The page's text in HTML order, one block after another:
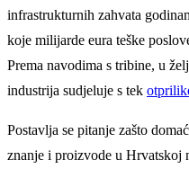
infrastrukturnih zahvata
koje milijarde eura teške
Prema navodima s tribine, u
industrija sudjeluje s tek
Postavlja se pitanje zašto
znanje i proizvode u Hrvatskoj